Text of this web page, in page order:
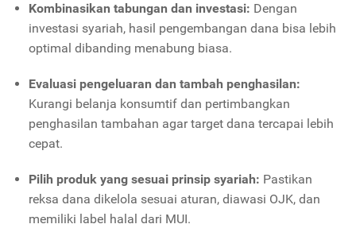
Kombinasikan tabungan dan investasi: Dengan
investasi syariah, hasil pengembangan dana bisa lebih
optimal dibanding menabung biasa.
Evaluasi pengeluaran dan tambah penghasilan:
Kurangi belanja konsumtif dan pertimbangkan
penghasilan tambahan agar target dana tercapai lebih
cepat.
Pilih produk yang sesuai prinsip syariah: Pastikan
reksa dana dikelola sesuai aturan, diawasi OJK, dan
memiliki label halal dari MUI.